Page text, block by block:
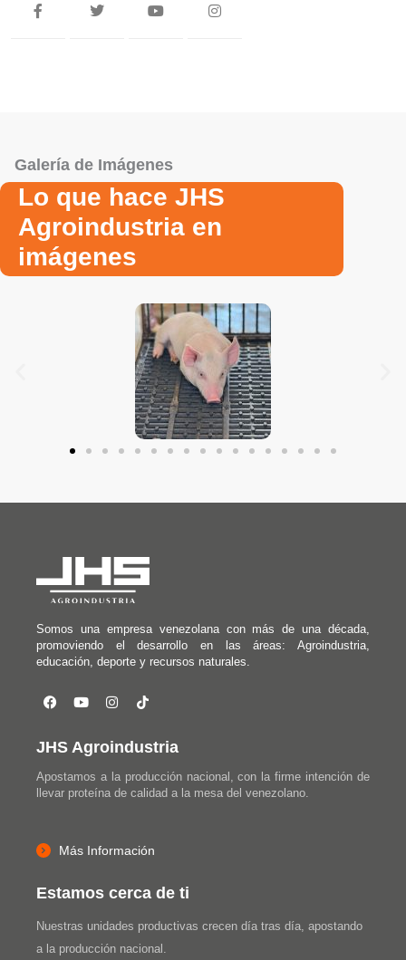
Galería de Imágenes
Lo que hace JHS
Agroindustria en
imágenes
Somos una empresa venezolana con más de una década,
promoviendo el desarrollo en las áreas: Agroindustria,
educación, deporte y recursos naturales.
JHS Agroindustria
Apostamos a la producción nacional, con la firme intención de
llevar proteína de calidad a la mesa del venezolano.
Más Información
Estamos cerca de ti
Nuestras unidades productivas crecen día tras día, apostando
a la producción nacional.